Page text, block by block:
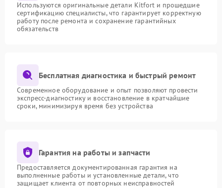
Используются оригинальные детали Kitfort и прошедшие
сертификацию специалисты, что гарантирует корректную
работу после ремонта и сохранение гарантийных
обязательств
Бесплатная диагностика и быстрый ремонт
Современное оборудование и опыт позволяют провести
экспресс-диагностику и восстановление в кратчайшие
сроки, минимизируя время без устройства
Гарантия на работы и запчасти
Предоставляется документированная гарантия на
выполненные работы и установленные детали, что
защищает клиента от повторных неисправностей